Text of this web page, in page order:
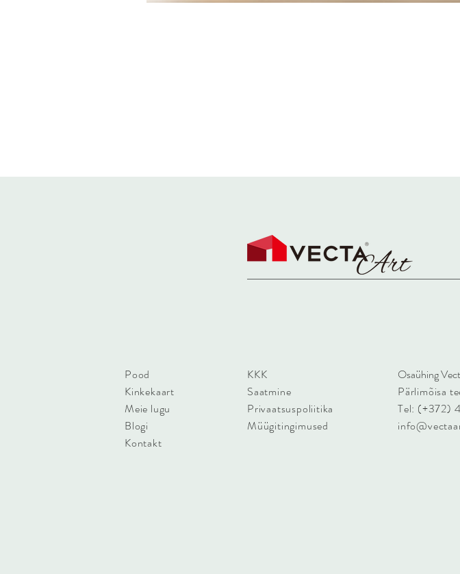
Pood
Kinkekaart
Meie lugu
Blogi
Kontakt
KKK
Saatmine
Privaatsuspoliitika
Müügitingimused
Osaühing
Pärlimõisa
Tel: (+372)